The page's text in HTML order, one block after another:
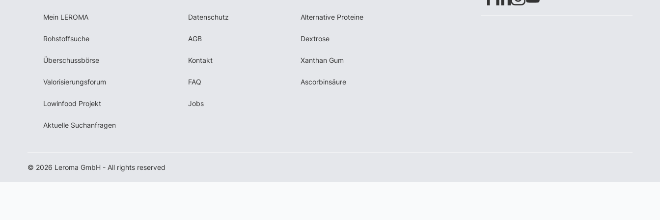
Mein LEROMA
Rohstoffsuche
Überschussbörse
Valorisierungsforum
Lowinfood Projekt
Aktuelle Suchanfragen
Datenschutz
AGB
Kontakt
FAQ
Jobs
Alternative Proteine
Dextrose
Xanthan Gum
Ascorbinsäure
© 2026 Leroma GmbH - All rights reserved